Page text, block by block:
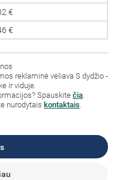
€
€
reklaminė vėliava S dydžio -
ir viduje.
Spauskite čia.
nurodytais kontaktais.